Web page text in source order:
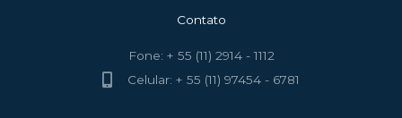
Contato
Fone: + 55 (11) 2914 - 1112
Celular: + 55 (11) 97454 - 6781